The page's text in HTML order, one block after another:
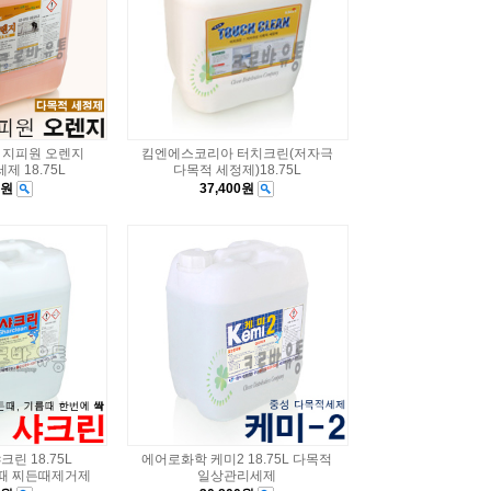
피원 오렌지
제 18.75L
킴엔에스코리아 터치크린(저자극
다목적 세정제)18.75L
37,400원
린 18.75L
찌든때제거제
에어로화학 케미2 18.75L 다목적
일상관리세제